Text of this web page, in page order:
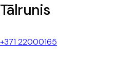
Tālrunis
+371 22000165